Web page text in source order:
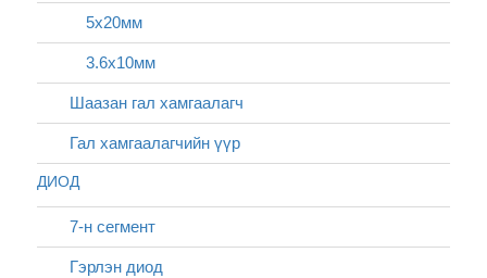
5х20мм
3.6x10мм
Шаазан гал хамгаалагч
Гал хамгаалагчийн үүр
ДИОД
7-н сегмент
Гэрлэн диод